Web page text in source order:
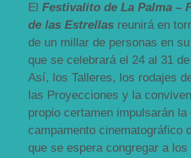
El Festivalito de La Palma –
de las Estrellas reunirá en
de un millar de personas en
que se celebrará el 24 al 31
Así, los Talleres, los rodajes
las Proyecciones y la
propio certamen impulsarán
campamento cinematográfico
que se espera congregar a